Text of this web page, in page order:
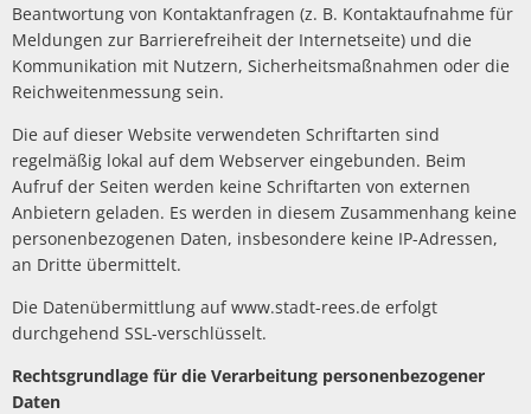
Beantwortung von Kontaktanfragen (z. B. Kontaktaufnahme für
Meldungen zur Barrierefreiheit der Internetseite) und die
Kommunikation mit Nutzern, Sicherheitsmaßnahmen oder die
Reichweitenmessung sein.
Die auf dieser Website verwendeten Schriftarten sind
regelmäßig lokal auf dem Webserver eingebunden. Beim
Aufruf der Seiten werden keine Schriftarten von externen
Anbietern geladen. Es werden in diesem Zusammenhang keine
personenbezogenen Daten, insbesondere keine IP-Adressen,
an Dritte übermittelt.
Die Datenübermittlung auf www.stadt-rees.de erfolgt
durchgehend SSL-verschlüsselt.
Rechtsgrundlage für die Verarbeitung personenbezogener
Daten